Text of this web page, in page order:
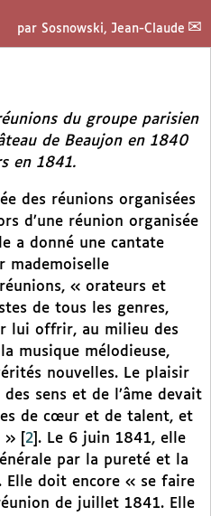
par Sosnowski, Jean-Claude
du groupe parisien
de Beaujon en 1840
en 1841.
des réunions organisées
d’une réunion organisée
a donné une cantate
mademoiselle
« orateurs et
de tous les genres,
lui offrir, au milieu des
musique mélodieuse,
nouvelles. Le plaisir
sens et de l’âme devait
de cœur et de talent, et
»
2 . Le 6 juin 1841, elle
par la pureté et la
Elle doit encore « se faire
de juillet 1841. Elle